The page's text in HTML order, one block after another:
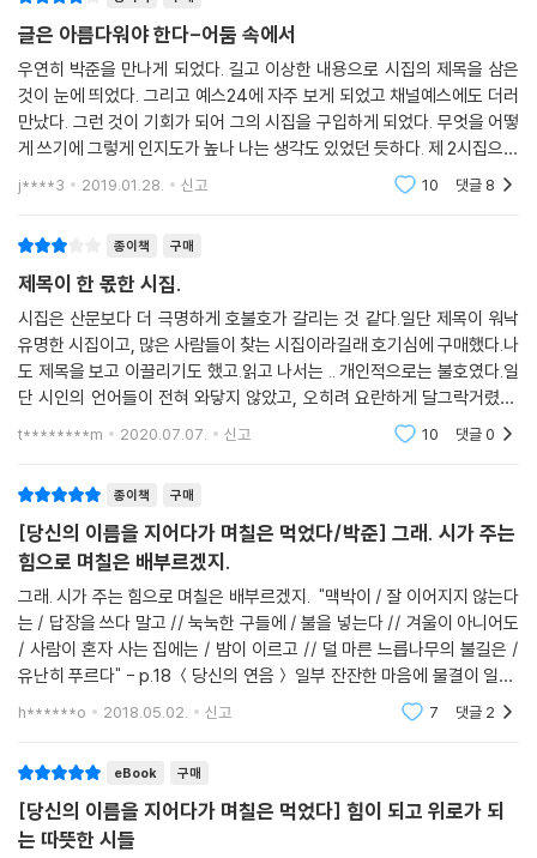
치는 달걀 냄새가 온 방실을 점유하고 있었죠 스탠드가 꺼지고 소방벨이
울린 것은 그때였습니다
―「유성고시원 화재기」 부분
‘반디미용실 화재, 여직원 1명 사망’으로 일간지 사건사고란에 간략히 보도
되고 끝났을 일을 시인은 시로 남겼다. 덕분에 우리는 그녀를, 그녀의 삶을
들여다보고 애도할 수 있다. 구청에서 직원이 나올 때마다 정신이 돌아와
신처를 알려주고 말았던, 그리하여 혼자가 되었던 사연을 기록으로 밝혀줌
(「기억하는 일」)으로써 우리는 노인을, 노인의 바른말을 이해할 수 있다.
「유성고시원 화재기」를 읽으면 우리는 그곳에 살던 사람들은 떠올려볼 수
있다. 화재가 누전인지 방화인지 끝내 알 수는 없지만 “그동안 울먹울먹했
던 것들이 캄캄하게 울어버린 것이라 생각”된다는 진술자의 모호한 말이
어쩐지 명백한 진실인 것처럼 느껴진다. 이 역시 ‘유성고시원에서 화재가
일어나 얼마의 재산피해와 인명피해가 있었다’로 요약될 일이었다. 이렇듯
박준 시인은 ‘사건’을 ‘삶’으로 바꾼다. 대개 결핍된 사람들의 삶이다. “결핍
들을 들리고 보이게 기록함으로써 그들의 삶을 복원한다. 기억되도록 하는
일, 그저 그런 삶이라 치부되지 않도록 보존하는 일, 그것은 박준 시인이 불
편한 이 세계를 받아들이는 방식이자 그 안에서 쉬이 잊힌 숱한 삶들을 애
도하는 형식일 것이다.
2.
불편한 세계를 사는 시적 화자는 자주 아프다. “나는 매일 병(病)을 얻었지
만 이마가 더럽혀질 만큼 깊지는 않았다 신열도 오래되면 적막이 되었
다”(「2:8」), “눈을 감고 앓다보면/ 오래전 살다 온 추운 집이// 이불 속에
함께 들어와/ 떨고 있는 듯했습니다”(「눈을 감고」), “나는 유서도 못 쓰고
아팠다 (……) 한 며칠 괜찮다가 꼭 삼 일씩 앓는 것은 내가 이번 생의 장례
를 미리 지내는 일이라 생각했다”(「꾀병」) 등과 같이 시집에는 병의 기록
글은 아름다워야 한다-어둠 속에서
우연히 박준을 만나게 되었다. 길고 이상한 내용으로 시집의 제목을 삼은
것이 눈에 띄었다. 그리고 예스24에 자주 보게 되었고 채널예스에도 더러
만났다. 그런 것이 기회가 되어 그의 시집을 구입하게 되었다. 무엇을 어떻
게 쓰기에 그렇게 인지도가 높나 나는 생각도 있었던 듯하다. 제 2시집으로
불리는 ＜우리가 함께 장마를 볼 수 있겠습니다＞를 보면서 1시집은 어떤
글이 실렸을
j****3 2019.01.28. 신고 10 댓글 8
종이책 구매
제목이 한 몫한 시집.
시집은 산문보다 더 극명하게 호불호가 갈리는 것 같다.일단 제목이 워낙
유명한 시집이고, 많은 사람들이 찾는 시집이라길래 호기심에 구매했다.나
도 제목을 보고 이끌리기도 했고.읽고 나서는 .. 개인적으로는 불호였다.일
단 시인의 언어들이 전혀 와닿지 않았고, 오히려 요란하게 달그락거렸다.
애쓴 문장들의 흔적이 겹겹이 보여서 시를 읽는 내내 방해했다.잘쓰고 싶
t********m 2020.07.07. 신고 10 댓글0
종이책 구매
[당신의 이름을 지어다가 며칠은 먹었다/박준] 그래. 시가 주는
힘으로 며칠은 배부르겠지.
그래. 시가 주는 힘으로 며칠은 배부르겠지. "맥박이 / 잘 이어지지 않는다
는 / 답장을 쓰다 말고 // 눅눅한 구들에 / 불을 넣는다 // 겨울이 아니어도
/ 사람이 혼자 사는 집에는 / 밤이 이르고 // 덜 마른 느릅나무의 불길은 /
유난히 푸르다" - p.18 ＜당신의 연음＞ 일부 잔잔한 마음에 물결이 일듯,
감수성을 조금씩 파고드는 시가 있지. 그것이 꼭 내 마음인 것 같기도 하고,
h******o 2018.05.02. 신고 7 댓글 2
eBook 구매
[당신의 이름을 지어다가 며칠은 먹었다] 힘이 되고 위로가 되
는 따뜻한 시들